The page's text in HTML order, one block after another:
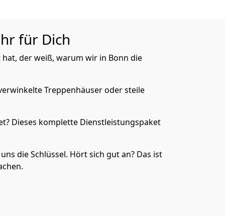
für Dich
der weiß, warum wir in Bonn die
Treppenhäuser oder steile
Dieses komplette Dienstleistungspaket
die Schlüssel. Hört sich gut an? Das ist